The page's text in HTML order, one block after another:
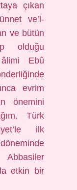
çıkan
ve’l-
ve bütün
olduğu
Ebû
evrim
önemini
Türk
ilk
etkin bir